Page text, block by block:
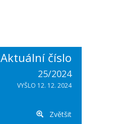
Aktuální číslo
25/2024
VYŠLO 12. 12. 2024
Zvětšit